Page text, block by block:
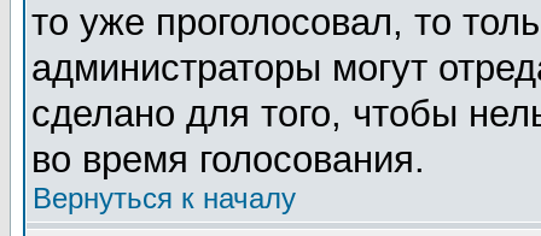
то уже проголосовал, то
администраторы могут
сделано для того, чтобы
во время голосования.
Вернуться к началу